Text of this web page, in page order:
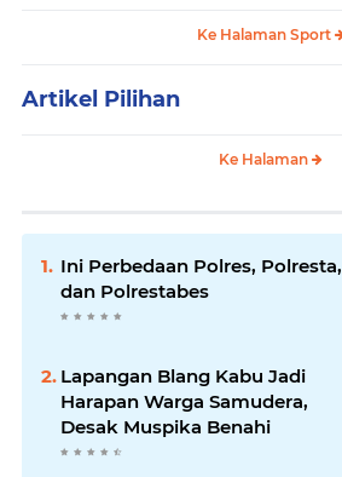
Ke Halaman Sport
Artikel Pilihan
Ke Halaman
Ini Perbedaan Polres, Polresta,
dan Polrestabes
Lapangan Blang Kabu Jadi
Harapan Warga Samudera,
Desak Muspika Benahi